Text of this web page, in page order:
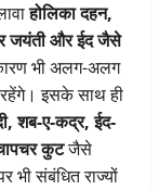
होलिका दहन,
जयंती और ईद जैसे
भी अलग-अलग
इसके साथ ही
शब-ए-कद्र, ईद-
कुटजैसे
भी संबंधित राज्यों